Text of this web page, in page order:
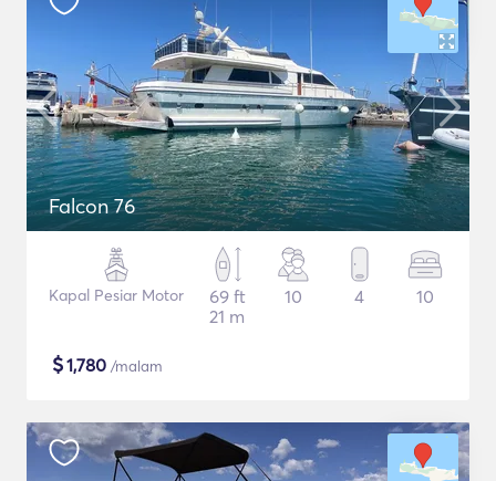
Falcon 76
Kapal Pesiar Motor
69 ft
21 m
10 4 10
$1,780 /malam